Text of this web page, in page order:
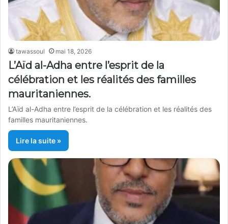
tawassoul mai 18, 2026
L’Aïd al-Adha entre l’esprit de la
célébration et les réalités des familles
mauritaniennes.
L’Aïd al-Adha entre l’esprit de la célébration et les réalités des
familles mauritaniennes.
Lire la suite »